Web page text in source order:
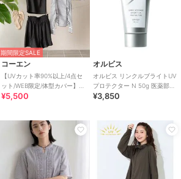
期間限定SALE
コーエン
【UVカット率90%以上/4点セ
ット/WEB限定/体型カバー】シ
ュシュ付きアソートスイムウ
¥5,500
オルビス
オルビス リンクルブライトUV
プロテクター N 50g 医薬部外
品（顔用日焼け止め）
¥3,850